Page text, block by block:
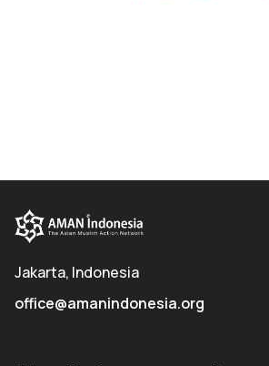
Jakarta, Indonesia
office@amanindonesia.org